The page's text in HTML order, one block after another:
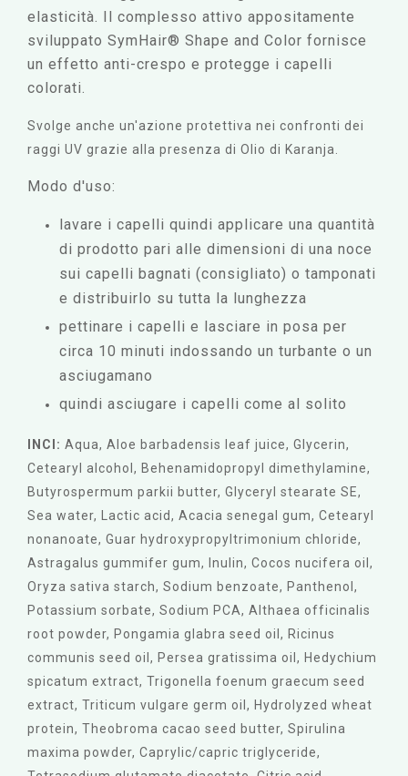
elasticità. Il complesso attivo appositamente
sviluppato SymHair® Shape and Color fornisce
un effetto anti-crespo e protegge i capelli
colorati.
Svolge anche un'azione protettiva nei confronti dei
raggi UV grazie alla presenza di Olio di Karanja.
Modo d'uso:
lavare i capelli quindi applicare una quantità
di prodotto pari alle dimensioni di una noce
sui capelli bagnati (consigliato) o tamponati
e distribuirlo su tutta la lunghezza
pettinare i capelli e lasciare in posa per
circa 10 minuti indossando un turbante o un
asciugamano
quindi asciugare i capelli come al solito
INCI: Aqua, Aloe barbadensis leaf juice, Glycerin,
Cetearyl alcohol, Behenamidopropyl dimethylamine,
Butyrospermum parkii butter, Glyceryl stearate SE,
Sea water, Lactic acid, Acacia senegal gum, Cetearyl
nonanoate, Guar hydroxypropyltrimonium chloride,
Astragalus gummifer gum, Inulin, Cocos nucifera oil,
Oryza sativa starch, Sodium benzoate, Panthenol,
Potassium sorbate, Sodium PCA, Althaea officinalis
root powder, Pongamia glabra seed oil, Ricinus
communis seed oil, Persea gratissima oil, Hedychium
spicatum extract, Trigonella foenum graecum seed
extract, Triticum vulgare germ oil, Hydrolyzed wheat
protein, Theobroma cacao seed butter, Spirulina
maxima powder, Caprylic/capric triglyceride,